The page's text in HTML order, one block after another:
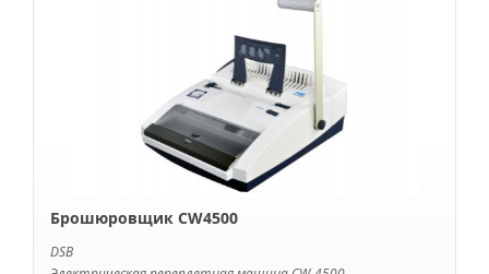
Брошюровщик CW4500
DSB